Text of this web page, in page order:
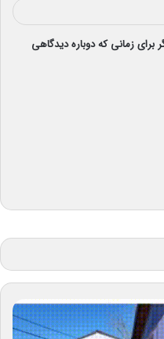
برای زمانی که دوباره دیدگاهی